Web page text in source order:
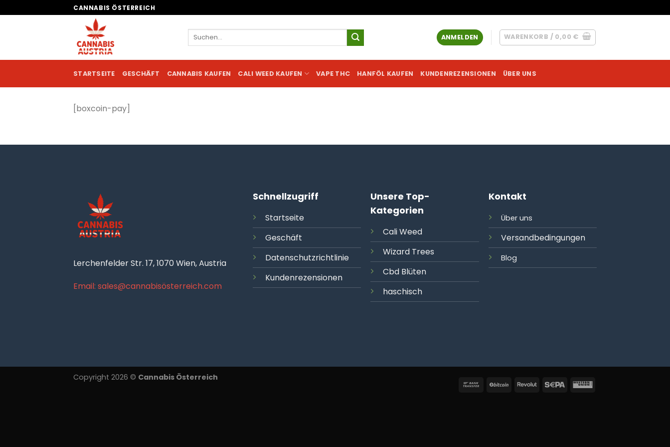
Inhalt
CANNABIS ÖSTERREICH
Suchen
ANMELDEN WARENKORB / 0,00 €
STARTSEITE GESCHÄFT CANNABIS KAUFEN CALI WEED KAUFEN VAPE THC HANFÖL KAUFEN KUNDENREZENSIONEN ÜBER UNS
[boxcoin-pay]
Lerchenfelder Str. 17, 1070 Wien, Austria
Email: sales@cannabisösterreich.com
Schnellzugriff
Startseite
Geschäft
Datenschutzrichtlinie
Kundenrezensionen
Unsere Top-
Kategorien
CaliWeed
Wizard Trees
Cbd Blüten
haschisch
Kontakt
Über uns
Versandbedingungen
Blog
Copyright 2026 © Cannabis Österreich